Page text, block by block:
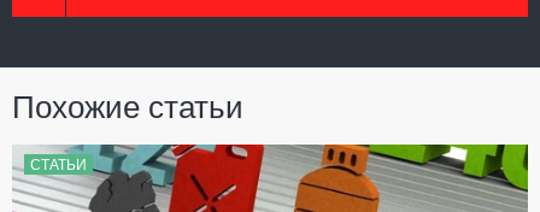
Похожие статьи
СТАТЬИ